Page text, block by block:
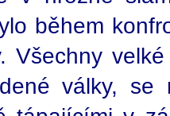
během
Všechny
války, se